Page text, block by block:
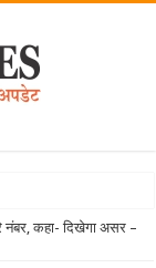
नंबर, कहा- दिखेगा असर –